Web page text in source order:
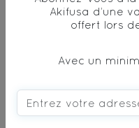
vous
Akifusa d’une
offert lors
Avec un